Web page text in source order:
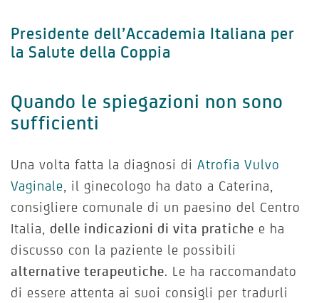
Presidente dell’Accademia Italiana per
la Salute della Coppia
Quando le spiegazioni non sono
sufficienti
Una volta fatta la diagnosi di Atrofia Vulvo
Vaginale , il ginecologo ha dato a Caterina,
consigliere comunale di un paesino del Centro
Italia, delle indicazioni di vita pratiche e ha
discusso con la paziente le possibili
alternative terapeutiche. Le ha raccomandato
di essere attenta ai suoi consigli per tradurli